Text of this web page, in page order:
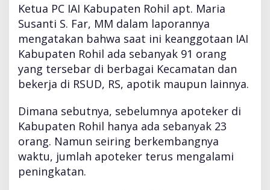
I
b
u
p
a
n
R
o
h
Ketua PC IAI Kabupaten Rohil apt. Maria
Susanti S. Far, MM dalam laporannya
mengatakan bahwa saat ini keanggotaan IAI
Kabupaten Rohil ada sebanyak 91 orang
yang tersebar di berbagai Kecamatan dan
bekerja di RSUD, RS, apotik maupun lainnya.
Dimana sebutnya, sebelumnya apoteker di
Kabupaten Rohil hanya ada sebanyak 23
orang. Namun seiring berkembangnya
waktu, jumlah apoteker terus mengalami
peningkatan.